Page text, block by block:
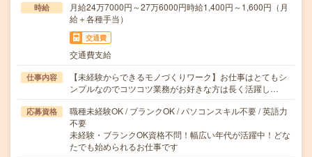
時給
月給24万7000円～27万6000円時給1,400円～1,600円（月
給＋各種手当）
交通費
交通費支給
仕事内容
【未経験からできるモノづくりワーク】お仕事はとてもシ
ンプルなのでコツコツ業務がお好きな方は長く活躍し…
応募資格
職種未経験OK / ブランクOK / パソコンスキル不要 / 英語力
不要
未経験・ブランクOK資格不問！幅広い年代が活躍中！どな
たでも始められるお仕事です